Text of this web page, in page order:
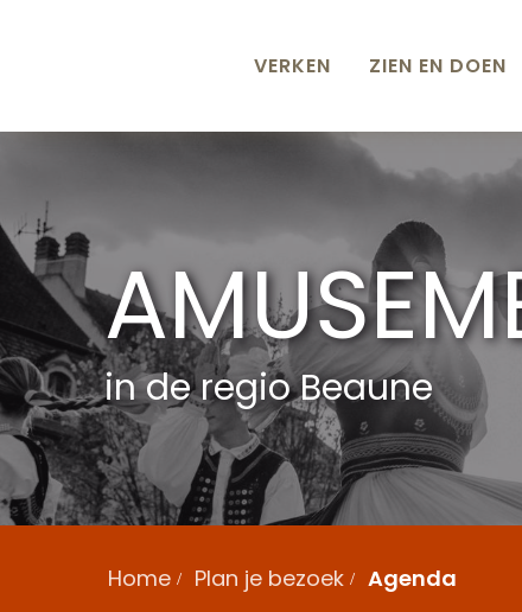
VERKEN ZIEN EN DOEN
in de regio Beaune
Home Plan je bezoek Agenda